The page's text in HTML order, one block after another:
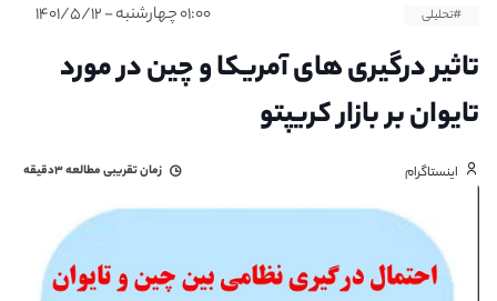
#تحلیلی ۰۱:۰۰ چهارشنبه - ۱۴۰۱/۵/۱۲
تاثیر درگیری های آمریکا و چین در مورد
تایوان بر بازار کریپتو
اینستاگرام زمان تقریبی مطالعه۳دقیقه